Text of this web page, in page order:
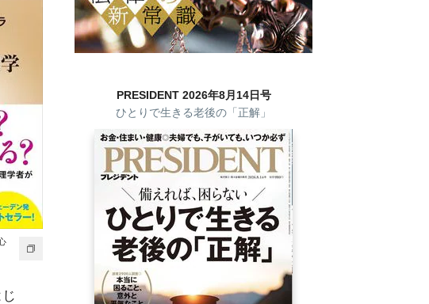
PRESIDENT 2026年8月14日号
ひとりで生きる老後の「正解」